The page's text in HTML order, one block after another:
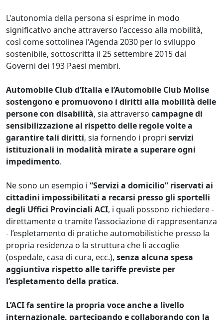
L'autonomia della persona si esprime in modo
significativo anche attraverso l'accesso alla mobilità,
così come sottolinea l'Agenda 2030 per lo sviluppo
sostenibile, sottoscritta il 25 settembre 2015 dai
Governi dei 193 Paesi membri.
Automobile Club d’Italia e l’Automobile Club Molise
sostengono e promuovono i diritti alla mobilità delle
persone con disabilità, sia attraverso campagne di
sensibilizzazione al rispetto delle regole volte a
garantire tali diritti, sia fornendo i propri servizi
istituzionali in modalità mirate a superare ogni
impedimento.
Ne sono un esempio i “Servizi a domicilio” riservati ai
cittadini impossibilitati a recarsi presso gli sportelli
degli Uffici Provinciali ACI, i quali possono richiedere -
direttamente o tramite l’associazione di rappresentanza
- l’espletamento di pratiche automobilistiche presso la
propria residenza o la struttura che li accoglie
(ospedale, casa di cura, ecc.), senza alcuna spesa
aggiuntiva rispetto alle tariffe previste per
l’espletamento della pratica.
L’ACI fa sentire la propria voce anche a livello
internazionale, partecipando e collaborando con la